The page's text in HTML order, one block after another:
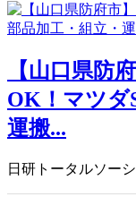
【山口県防
OK！マツダ
運搬...
日研トータルソー